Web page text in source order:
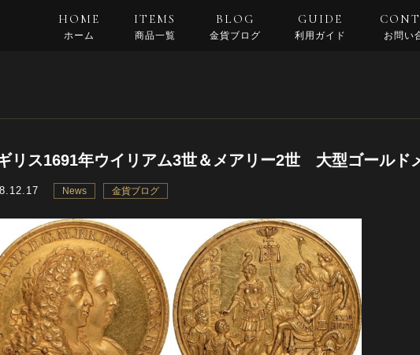
HOME
ホーム
ITEMS
商品一覧
BLOG
金貨ブログ
GUIDE
利用ガイド お問い
リス1691年ウイリアム3世＆メアリー2世 大型ゴールド
News 金貨ブログ